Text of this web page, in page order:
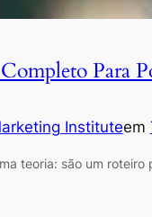
Para
Instituteem
teoria: são um